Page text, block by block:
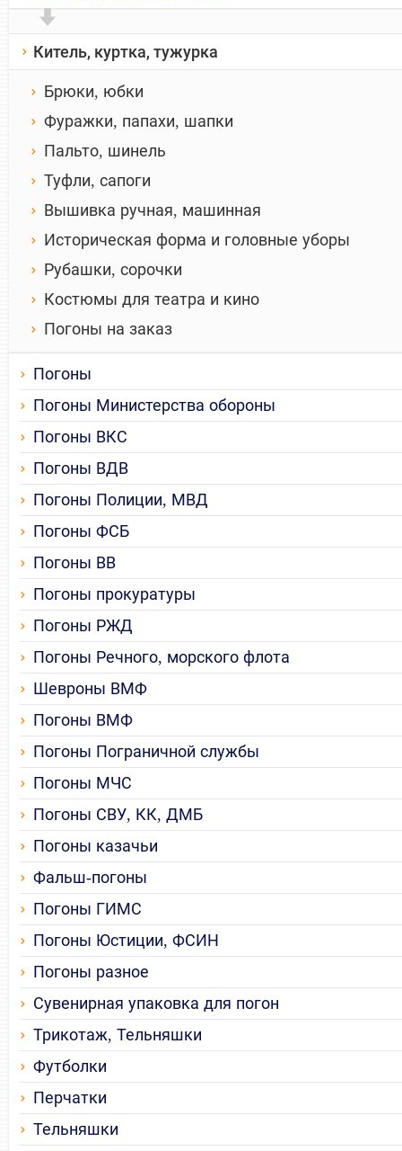
Китель, куртка, тужурка
Брюки, юбки
Фуражки, папахи, шапки
Пальто, шинель
Туфли, сапоги
Вышивка ручная, машинная
Историческая форма и головные уборы
Рубашки, сорочки
Костюмы для театра и кино
Погоны на заказ
Погоны
Погоны Министерства обороны
Погоны ВКС
Погоны ВДВ
Погоны Полиции, МВД
Погоны ФСБ
Погоны ВВ
Погоны прокуратуры
Погоны РЖД
Погоны Речного, морского флота
Шевроны ВМФ
Погоны ВМФ
Погоны Пограничной службы
Погоны МЧС
Погоны СВУ, КК, ДМБ
Погоны казачьи
Фальш-погоны
Погоны ГИМС
Погоны Юстиции, ФСИН
Погоны разное
Сувенирная упаковка для погон
Трикотаж, Тельняшки
Футболки
Перчатки
Тельняшки